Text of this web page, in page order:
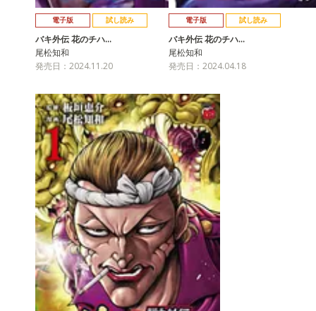
電子版 試し読み
バキ外伝 花のチハ…
尾松知和
発売日：2024.11.20
電子版 試し読み
バキ外伝 花のチハ…
尾松知和
発売日：2024.04.18